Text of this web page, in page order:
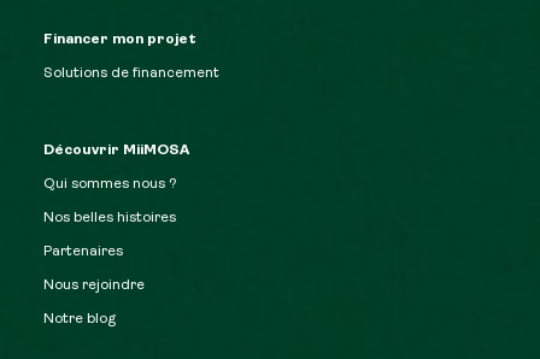
Financer mon projet
Solutions de financement
Découvrir MiiMOSA
Qui sommes nous ?
Nos belles histoires
Partenaires
Nous rejoindre
Notre blog